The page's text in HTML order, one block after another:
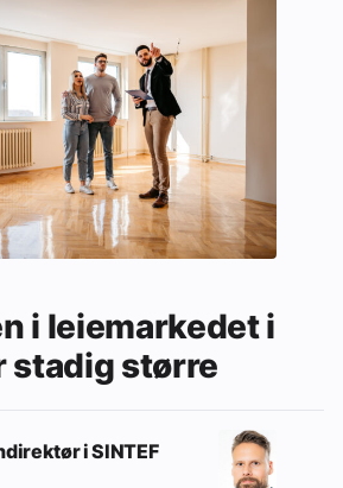
i leiemarkedet i
stadig større
i SINTEF